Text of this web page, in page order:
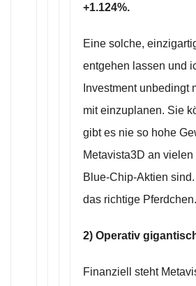
+1.124%.
Eine solche,
entgehen lassen und
Investment
mit einzuplanen. Sie
gibt es nie so hohe
Metavista3D an
Blue-Chip-Aktien
das richtige Pferdchen.
2) Operativ
Finanziell steht